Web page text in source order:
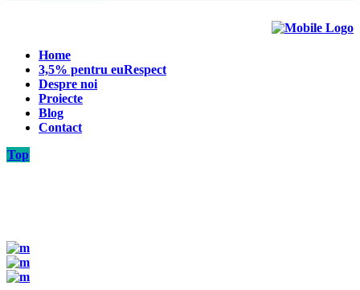
Home
3,5% pentru euRespect
Despre noi
Proiecte
Blog
Contact
Top